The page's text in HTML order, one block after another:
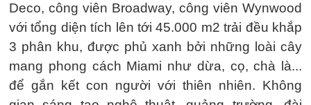
Deco, công viên Broadway, công viên Wynwood
với tổng diện tích lên tới 45.000 m2 trải đều khắp
3 phân khu, được phủ xanh bởi những loài cây
mang phong cách Miami như dừa, cọ, chà là...
để gắn kết con người với thiên nhiên. Không